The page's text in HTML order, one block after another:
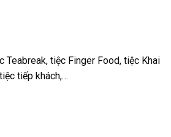
Teabreak, tiệc Finger Food, tiệc Khai
tiếp khách,…